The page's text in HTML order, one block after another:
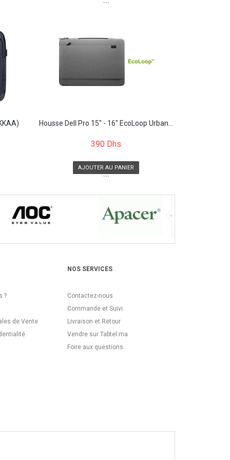
```
Housse Dell Pro 15" - 16" EcoLoop Urban...
390 Dhs
AJOUTER AU PANIER
```
?
de Vente
NOS SERVICES
Contactez-nous
Commande et Suivi
Livraison et Retour
Vendre sur Tabtel.ma
Foire aux questions